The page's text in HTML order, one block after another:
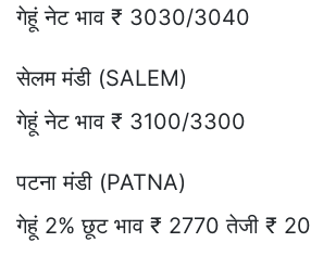
गेहूं नेट भाव ₹ 3030/3040
सेलम मंडी (SALEM)
गेहूं नेट भाव ₹ 3100/3300
पटना मंडी (PATNA)
गेहूं 2% छूट भाव ₹ 2770 तेजी ₹ 20